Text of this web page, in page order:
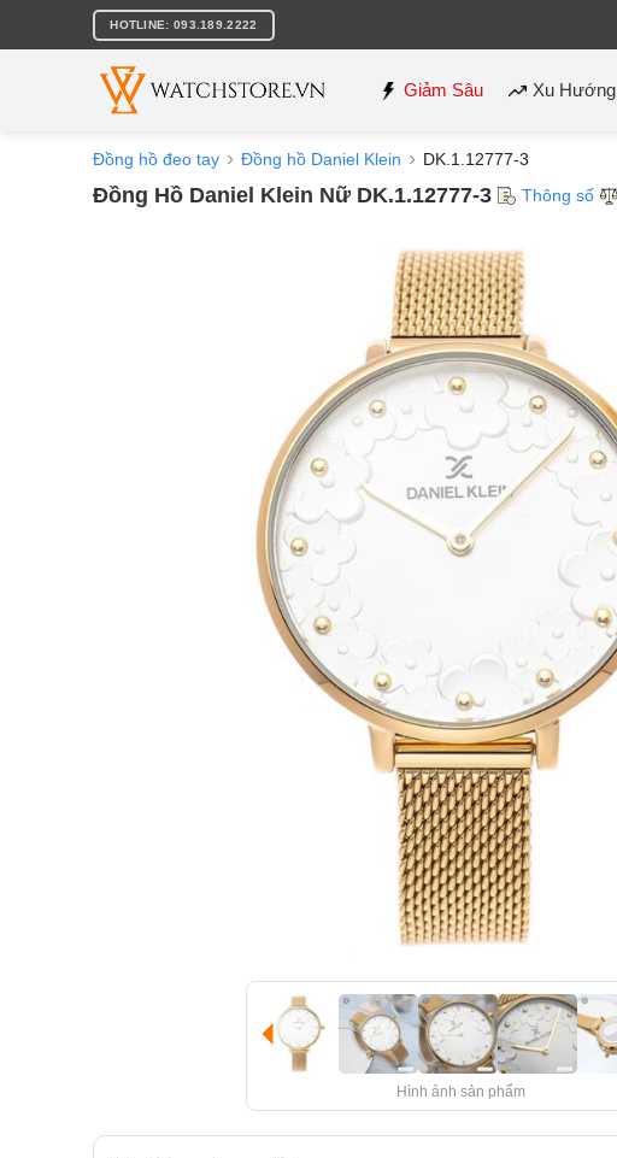
nội
HOTLINE: 093.189.2222
Giảm Sâu Xu Hướng
Đồng hồ đeo tay Đồng hồ Daniel Klein DK.1.12777-3
Đồng Hồ Daniel Klein Nữ DK.1.12777-3 Thông số
Hình ảnh sản phẩm